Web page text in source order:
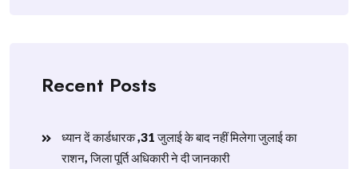
Recent Posts
ध्यान दें कार्डधारक ,31 जुलाई के बाद नहीं मिलेगा जुलाई का
राशन, जिला पूर्ति अधिकारी ने दी जानकारी